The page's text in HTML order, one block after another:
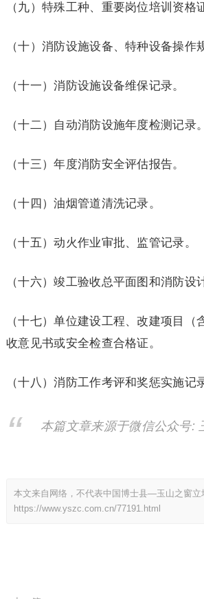
（九）特殊工种、重要岗位培训资格
（十）消防设施设备、特种设备操作
（十一）消防设施设备维保记录。
（十二）自动消防设施年度检测记录。
（十三）年度消防安全评估报告。
（十四）油烟管道清洗记录。
（十五）动火作业审批、监管记录。
（十六）竣工验收总平面图和消防设
（十七）单位建设工程、改建项目（
收意见书或安全检查合格证。
（十八）消防工作考评和奖惩实施记
本篇文章来源于微信公众号:
本文来自网络，不代表中国博士县—玉山之窗立
https://www.yszc.com.cn/77191.html